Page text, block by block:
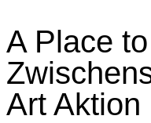
A Place
Art Aktion